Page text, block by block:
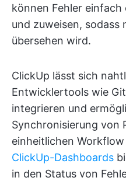
können Fehler
und zuweisen, sodass
übersehen wird.
ClickUp lässt sich
Entwicklertools wie
integrieren und
Synchronisierung von
einheitlichen
ClickUp-Dashboards
in den Status von